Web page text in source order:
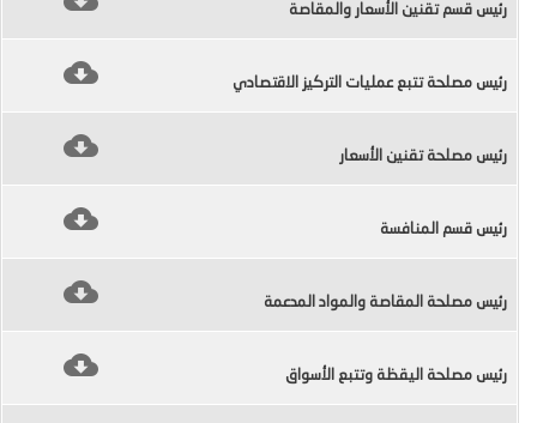
رئيس قسم تقنين الأسعار والمقاصة
رئيس مصلحة تتبع عمليات التركيز الاقتصادي
رئيس مصلحة تقنين الأسعار
رئيس قسم المنافسة
رئيس مصلحة المقاصة والمواد المدعمة
رئيس مصلحة اليقظة وتتبع الأسواق